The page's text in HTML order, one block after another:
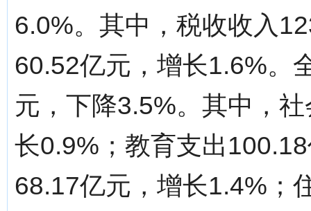
6.0%。其中，税收收入
60.52亿元，增长1.6%。
元，下降3.5%。其中，
长0.9%；教育支出
68.17亿元，增长1.4%；